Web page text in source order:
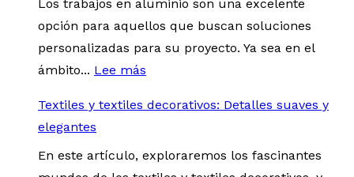
Los trabajos en aluminio son una excelente
opción para aquellos que buscan soluciones
personalizadas para su proyecto. Ya sea en el
ámbito... Lee más
Textiles y textiles decorativos: Detalles suaves y
elegantes
En este artículo, exploraremos los fascinantes